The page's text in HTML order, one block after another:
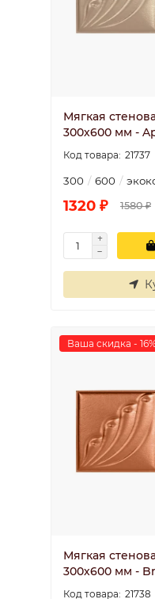
Мягкая
300х600 мм -
21737
300 600
1320 ₽ 1580 ₽
Ваша скидка -
Мягкая
300х600 мм -
21738